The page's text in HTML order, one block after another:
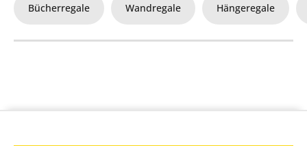
Bücherregale Wandregale Hängeregale